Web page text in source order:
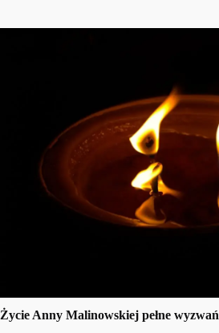
Życie Anny Malinowskiej pełne wyzwań